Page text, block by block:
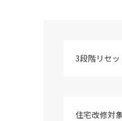
3段階リセ
住宅改修対